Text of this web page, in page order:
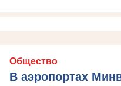
Общество
В аэропортах